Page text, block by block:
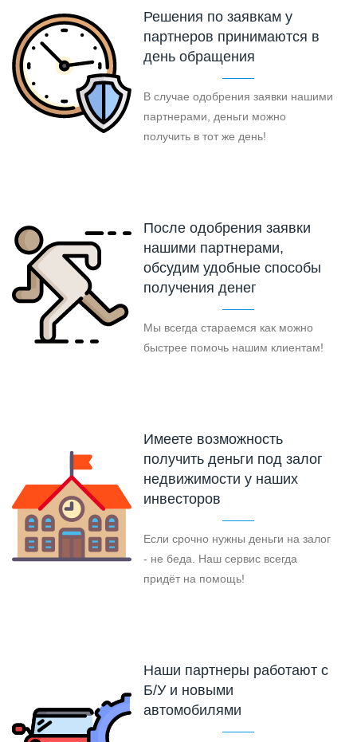
Решения по заявкам у
партнеров принимаются в
день обращения
В случае одобрения заявки нашими
партнерами, деньги можно
получить в тот же день!
После одобрения заявки
нашими партнерами,
обсудим удобные способы
получения денег
Мы всегда стараемся как можно
быстрее помочь нашим клиентам!
Имеете возможность
получить деньги под залог
недвижимости у наших
инвесторов
Если срочно нужны деньги на залог
- не беда. Наш сервис всегда
придёт на помощь!
Наши партнеры работают с
Б/У и новыми
автомобилями